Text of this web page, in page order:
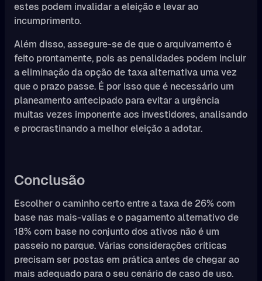
estes podem invalidar a eleição e levar ao
incumprimento.
Além disso, assegure-se de que o arquivamento é
feito prontamente, pois as penalidades podem incluir
a eliminação da opção de taxa alternativa uma vez
que o prazo passe. É por isso que é necessário um
planeamento antecipado para evitar a urgência
muitas vezes imponente aos investidores, analisando
e procrastinando a melhor eleição a adotar.
Conclusão
Escolher o caminho certo entre a taxa de 26% com
base nas mais-valias e o pagamento alternativo de
18% com base no conjunto dos ativos não é um
passeio no parque. Várias considerações críticas
precisam ser postas em prática antes de chegar ao
mais adequado para o seu cenário de caso de uso.